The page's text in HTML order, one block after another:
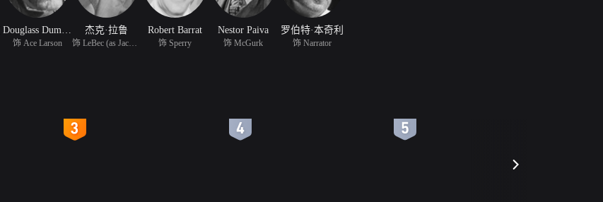
饰 Ace Larson
杰克·拉鲁
饰 LeBec (as Jack LaRue
Robert Barrat
饰 Sperry
Nestor Paiva
饰 McGurk
罗伯特·本奇利
饰 Narrator